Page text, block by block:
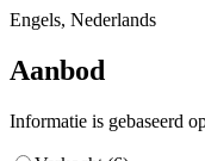
Engels, Nederlands
Aanbod
Informatie is gebaseerd